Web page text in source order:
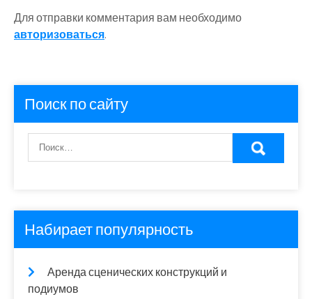
Для отправки комментария вам необходимо
авторизоваться.
Поиск по сайту
Набирает популярность
Аренда сценических конструкций и
подиумов